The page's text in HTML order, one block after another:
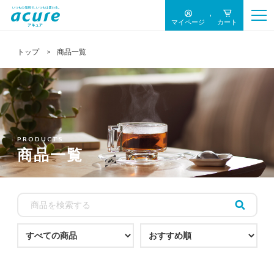
【アキュア公式オンラインストア】 商品一覧
マイページ カート
トップ 商品一覧
PRODUCTS
商品一覧